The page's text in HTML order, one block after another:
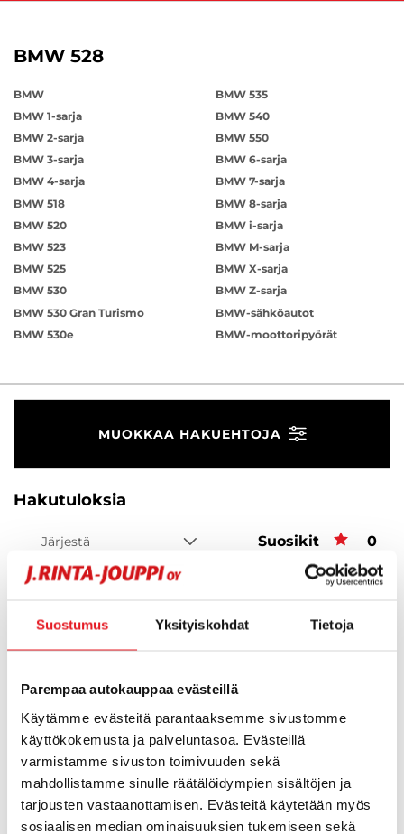
Suostumus Yksityiskohdat Tietoja
Parempaa autokauppaa evästeillä
Käytämme evästeitä parantaaksemme sivustomme
käyttökokemusta ja palveluntasoa. Evästeillä
varmistamme sivuston toimivuuden sekä
mahdollistamme sinulle räätälöidympien sisältöjen ja
tarjousten vastaanottamisen. Evästeitä käytetään myös
sosiaalisen median ominaisuuksien tukemiseen sekä
BMW 528
BMW
BMW 1-sarja
BMW 2-sarja
BMW 3-sarja
BMW 4-sarja
BMW 518
BMW 520
BMW 523
BMW 525
BMW 530
BMW 530 Gran Turismo
BMW 530e
BMW 535
BMW 540
BMW 550
BMW 6-sarja
BMW 7-sarja
BMW 8-sarja
BMW i-sarja
BMW M-sarja
BMW X-sarja
BMW Z-sarja
BMW-sähköautot
BMW-moottoripyörät
MUOKKAA HAKUEHTOJA
Hakutuloksia
Järjestä Suosikit 0
Hups, ei tuloksia!
Ei huolta, tässä valikoimassamme olevat lähimmät
vastaavat ajoneuvot.
KATSO VASTAAVANLAISET AUTOT